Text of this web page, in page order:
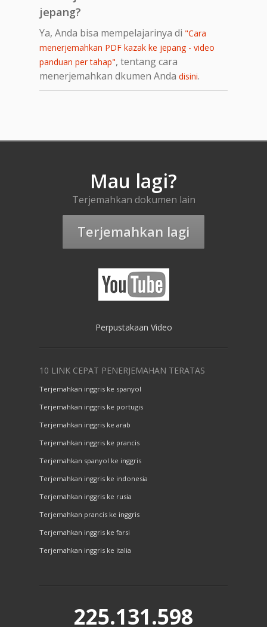
jepang?
Ya, Anda bisa mempelajarinya di "Cara
menerjemahkan PDF kazak ke jepang - video
panduan per tahap", tentang cara
menerjemahkan dkumen Anda disini.
Mau lagi?
Terjemahkan dokumen lain
Terjemahkan lagi
Perpustakaan Video
10 LINK CEPAT PENERJEMAHAN TERATAS
Terjemahkan inggris ke spanyol
Terjemahkan inggris ke portugis
Terjemahkan inggris ke arab
Terjemahkan inggris ke prancis
Terjemahkan spanyol ke inggris
Terjemahkan inggris ke indonesia
Terjemahkan inggris ke rusia
Terjemahkan prancis ke inggris
Terjemahkan inggris ke farsi
Terjemahkan inggris ke italia
225.131.598